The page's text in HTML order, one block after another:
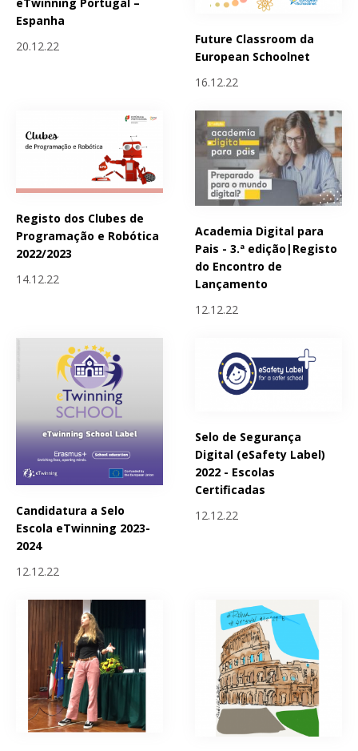
Espanha
20.12.22
Future Classroom da
European Schoolnet
16.12.22
Registo dos Clubes de
Programação e Robótica
2022/2023
14.12.22
Academia Digital para
Pais - 3.ª edição|Registo
do Encontro de
Lançamento
12.12.22
Candidatura a Selo
Escola eTwinning 2023-
2024
12.12.22
Selo de Segurança
Digital (eSafety Label)
2022 - Escolas
Certificadas
12.12.22